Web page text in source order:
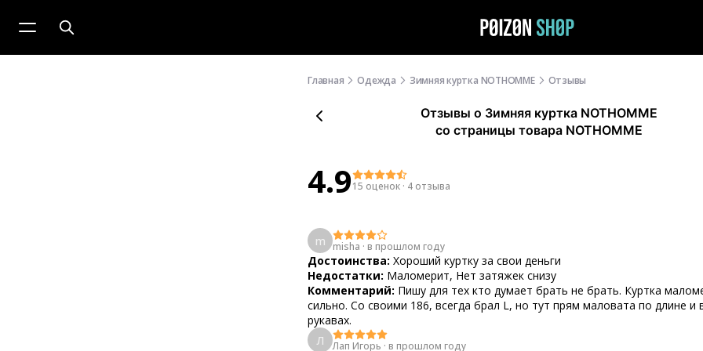
Главная Одежда Зимняя куртка NOTHOMME Отзывы
Отзывы о Зимняя куртка NOTHOMME
со страницы товара NOTHOMME
4.915 оценок · 4 отзыва
m misha · в прошлом году
Достоинства: Хороший куртку за свои деньги
Недостатки: Маломерит, Нет затяжек снизу
Комментарий: Пишу для тех кто думает брать не брать. Куртка
сильно. Со своими 186, всегда брал L, но тут прям маловата по длине и
рукавах.
Л
Лап Игорь · в прошлом году